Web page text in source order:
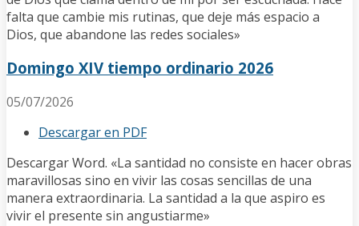
falta que cambie mis rutinas, que deje más espacio a
Dios, que abandone las redes sociales»
Domingo XIV tiempo ordinario 2026
05/07/2026
Descargar en PDF
Descargar Word. «La santidad no consiste en hacer obras
maravillosas sino en vivir las cosas sencillas de una
manera extraordinaria. La santidad a la que aspiro es
vivir el presente sin angustiarme»